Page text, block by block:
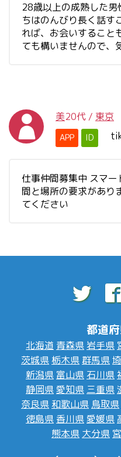
28歳以上の成熟した
ちはのんびり長く話す
れば、お会いすること
ても構いませんので、
美20代 / 東京
APP ID
仕事仲間募集中 スマ
間と場所の要求があり
てください
都道
北海道 青森県 岩手県
茨城県 栃木県群馬県
新潟県 富山県 石川県
静岡県愛知県 三重県
奈良県 和歌山県 鳥取県
徳島県 香川県愛媛県
熊本県 大分県